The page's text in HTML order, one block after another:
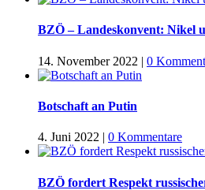
BZÖ – Landeskonvent: Nikel
14. November 2022 | 0
Botschaft an Putin
4. Juni 2022 | 0 Kommentare
BZÖ fordert Respekt